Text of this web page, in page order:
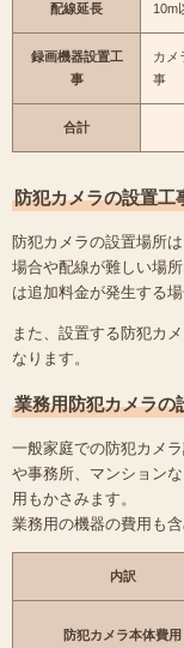
配線延長 10m
録画機器設置工
事
カメ
事
合計
防犯カメラの設置工
防犯カメラの設置場所
場合や配線が難しい場
は追加料金が発生する場
また、設置する防犯カ
なります。
業務用防犯カメラの
一般家庭での防犯カメ
や事務所、マンション
用もかさみます。
業務用の機器の費用も
内訳
防犯カメラ本体費用